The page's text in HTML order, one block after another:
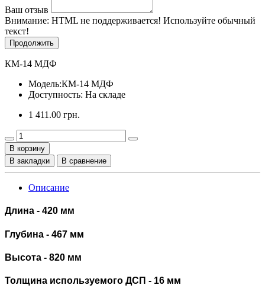
Ваш отзыв
Внимание: HTML не поддерживается! Используйте обычный
текст!
Продолжить
КМ-14 МДФ
Модель:КМ-14 МДФ
Доступность: На складе
1 411.00 грн.
В корзину
В закладки
В сравнение
Описание
Длина - 420 мм
Глубина - 467 мм
Высота - 820 мм
Толщина используемого ДСП - 16 мм